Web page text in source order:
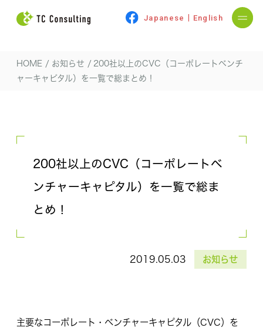
Japanese English
HOME / お知らせ / 200社以上のCVC（コーポレートベンチ
ャーキャピタル）を一覧で総まとめ！
200社以上のCVC（コーポレートベ
ンチャーキャピタル）を一覧で総ま
とめ！
2019.05.03 お知らせ
主要なコーポレート・ベンチャーキャピタル（CVC）を